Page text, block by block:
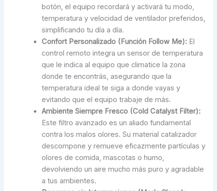
botón, el equipo recordará y activará tu modo,
temperatura y velocidad de ventilador preferidos,
simplificando tu día a día.
Confort Personalizado (Función Follow Me): El
control remoto integra un sensor de temperatura
que le indica al equipo que climatice la zona
donde te encontrás, asegurando que la
temperatura ideal te siga a donde vayas y
evitando que el equipo trabaje de más.
Ambiente Siempre Fresco (Cold Catalyst Filter):
Este filtro avanzado es un aliado fundamental
contra los malos olores. Su material catalizador
descompone y remueve eficazmente partículas y
olores de comida, mascotas o humo,
devolviendo un aire mucho más puro y agradable
a tus ambientes.